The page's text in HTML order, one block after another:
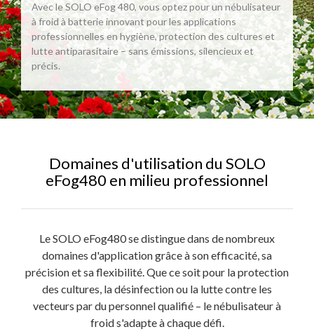
Avec le SOLO eFog 480, vous optez pour un nébulisateur
à froid à batterie innovant pour les applications
professionnelles en hygiène, protection des cultures et
lutte antiparasitaire – sans émissions, silencieux et
précis.
"Nébulisateur à froid à batterie eFog
480 - 6 L"
froid à batterie innovant pour la
désinfection professionnelle et la
lutte antiparasitaire
Le SOLO eFog 480 est un nébulisateur à froid à batterie de
Application
Entretien des plantes , Lutte
antiparasitaire , Nettoyage / Désinfection
Autonomie de la batterie 210 Min
Capacité de remplissage 6L
moins de 70 dB
froid à batterie SOLO eFog 480
Download 0Kb
Produktdatenblatt_eFog-DE
Download 566Kb
2023_06_Elektrogerateentsor gung_INFO
nach ElektroG
Laissez une évaluation !
Partagez avec d'autres clients votre avis sur le produit.
Rédiger un avis
Afficher les évaluations uniquement dans la
langue actuelle.
Domaines d'utilisation du SOLO
eFog480 en milieu professionnel
Le SOLO eFog480 se distingue dans de nombreux
domaines d'application grâce à son efficacité, sa
précision et sa flexibilité. Que ce soit pour la protection
des cultures, la désinfection ou la lutte contre les
vecteurs par du personnel qualifié – le nébulisateur à
froid s'adapte à chaque défi.